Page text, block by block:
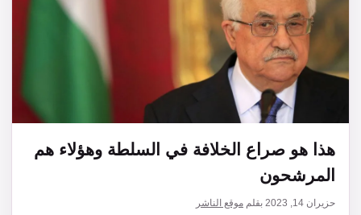
هذا هو صراع الخلافة في السلطة وهؤلاء هم
المرشحون
حزيران 14, 2023 بقلم موقع الناشر